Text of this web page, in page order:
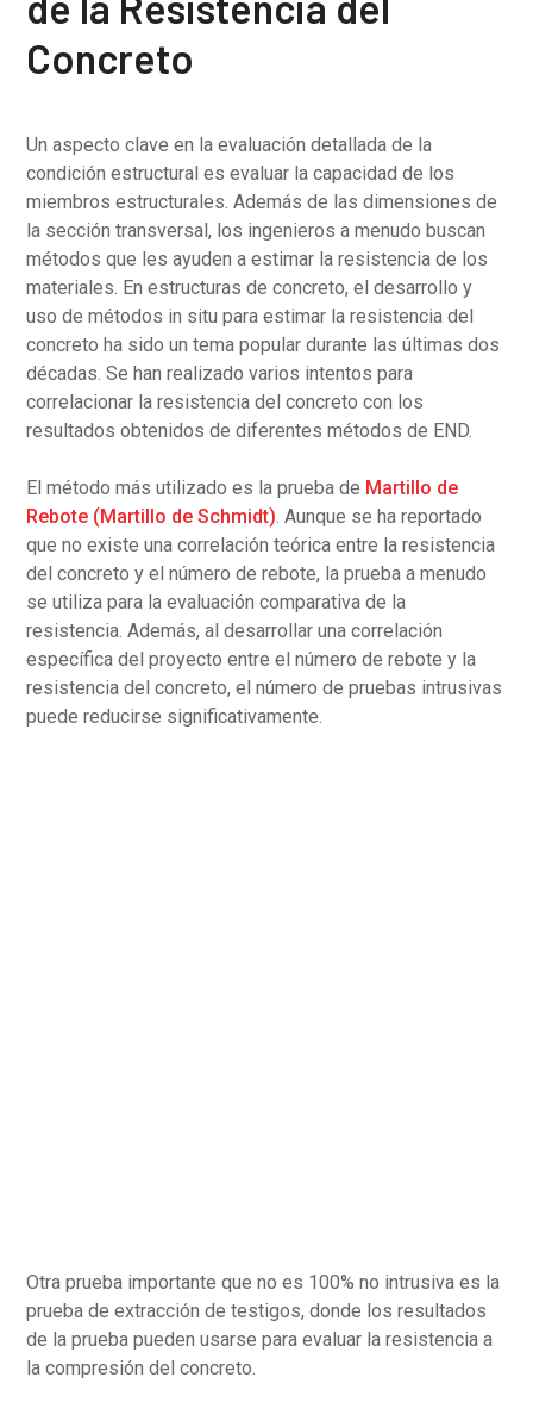
Concreto
Un aspecto clave en la evaluación detallada de la
condición estructural es evaluar la capacidad de los
miembros estructurales. Además de las dimensiones de
la sección transversal, los ingenieros a menudo buscan
métodos que les ayuden a estimar la resistencia de los
materiales. En estructuras de concreto, el desarrollo y
uso de métodos in situ para estimar la resistencia del
concreto ha sido un tema popular durante las últimas dos
décadas. Se han realizado varios intentos para
correlacionar la resistencia del concreto con los
resultados obtenidos de diferentes métodos de END.
El método más utilizado es la prueba de Martillo de
Rebote (Martillo de Schmidt). Aunque se ha reportado
que no existe una correlación teórica entre la resistencia
del concreto y el número de rebote, la prueba a menudo
se utiliza para la evaluación comparativa de la
resistencia. Además, al desarrollar una correlación
específica del proyecto entre el número de rebote y la
resistencia del concreto, el número de pruebas intrusivas
puede reducirse significativamente.
Otra prueba importante que no es 100% no intrusiva es la
prueba de extracción de testigos, donde los resultados
de la prueba pueden usarse para evaluar la resistencia a
la compresión del concreto.